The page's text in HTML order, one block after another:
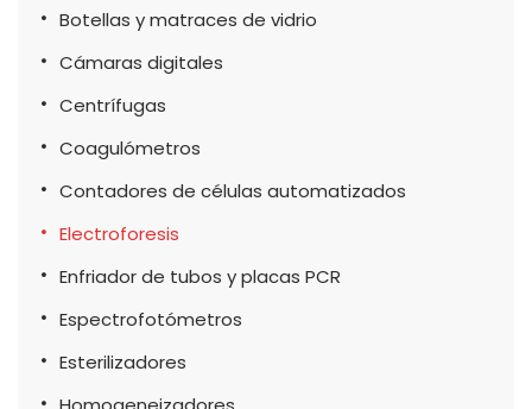
Botellas y matraces de vidrio
Cámaras digitales
Centrífugas
Coagulómetros
Contadores de células automatizados
Electroforesis
Enfriador de tubos y placas PCR
Espectrofotómetros
Esterilizadores